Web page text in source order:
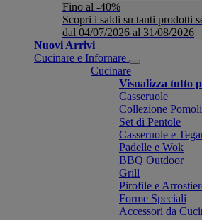
Fino al -40%
Scopri i saldi su tanti prodotti
dal 04/07/2026 al 31/08/2026
Nuovi Arrivi
Cucinare e Infornare
Cucinare
Visualizza tutto
Casseruole
Collezione Pomoli
Set di Pentole
Casseruole e
Padelle e Wok
BBQ Outdoor
Grill
Pirofile e
Forme Speciali
Accessori da